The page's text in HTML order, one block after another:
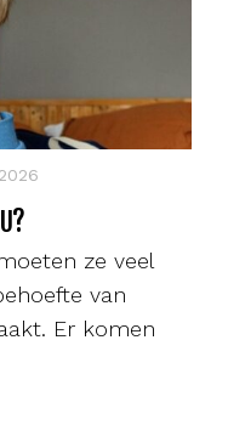
ze veel
van
Er komen